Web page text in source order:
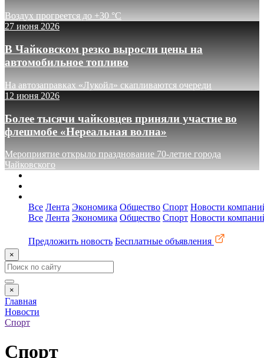
Воздух прогреется до +30 °C
27 июня 2026
В Чайковском резко выросли цены на
автомобильное топливо
На автозаправках «Лукойл» скапливаются очереди
12 июня 2026
Более тысячи чайковцев приняли участие во
флешмобе «Нереальная волна»
Мероприятие открыло празднование 70-летие города
Чайковского
Все Лента Экономика Общество Спорт Новости
Все Лента Экономика Общество Спорт Новости
Предложить новость Бесплатные объявления
×
×
Главная
Новости
Спорт
Спорт